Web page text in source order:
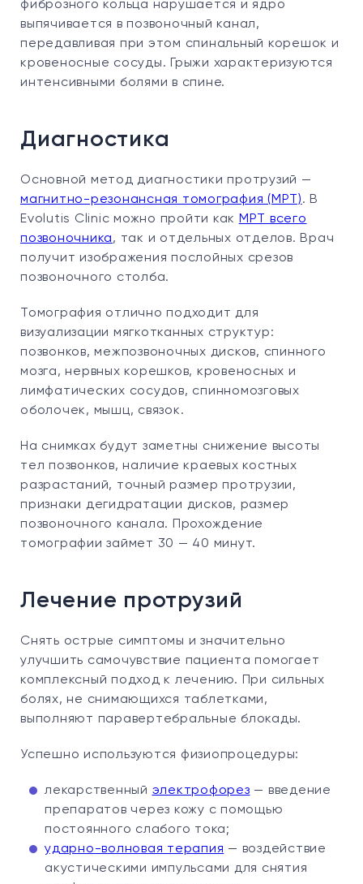
фиброзного кольца нарушается и ядро
выпячивается в позвоночный канал,
передавливая при этом спинальный корешок и
кровеносные сосуды. Грыжи характеризуются
интенсивными болями в спине.
Диагностика
Основной метод диагностики протрузий —
магнитно-резонансная томография (МРТ). В
Evolutis Clinic можно пройти как МРТ всего
позвоночника, так и отдельных отделов. Врач
получит изображения послойных срезов
позвоночного столба.
Томография отлично подходит для
визуализации мягкотканных структур:
позвонков, межпозвоночных дисков, спинного
мозга, нервных корешков, кровеносных и
лимфатических сосудов, спинномозговых
оболочек, мышц, связок.
На снимках будут заметны снижение высоты
тел позвонков, наличие краевых костных
разрастаний, точный размер протрузии,
признаки дегидратации дисков, размер
позвоночного канала. Прохождение
томографии займет 30 — 40 минут.
Лечение протрузий
Снять острые симптомы и значительно
улучшить самочувствие пациента помогает
комплексный подход к лечению. При сильных
болях, не снимающихся таблетками,
выполняют паравертебральные блокады.
Успешно используются физиопроцедуры:
лекарственный электрофорез — введение
препаратов через кожу с помощью
постоянного слабого тока;
ударно-волновая терапия — воздействие
акустическими импульсами для снятия